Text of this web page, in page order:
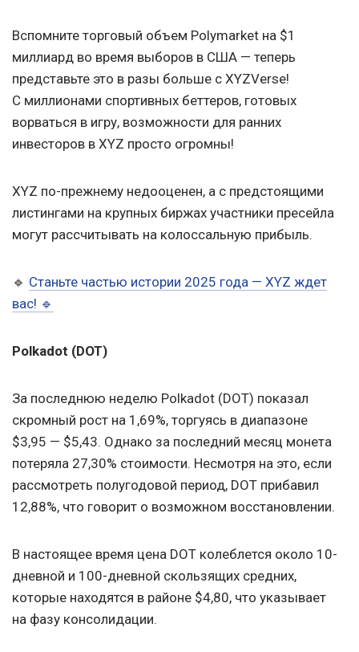
Вспомните торговый объем Polymarket на $1
миллиард во время выборов в США — теперь
представьте это в разы больше с XYZVerse!
С миллионами спортивных беттеров, готовых
ворваться в игру, возможности для ранних
инвесторов в XYZ просто огромны!
XYZ по-прежнему недооценен, а с предстоящими
листингами на крупных биржах участники пресейла
могут рассчитывать на колоссальную прибыль.
🔹 Станьте частью истории 2025 года — XYZ ждет
вас! 🔹
Polkadot (DOT)
За последнюю неделю Polkadot (DOT) показал
скромный рост на 1,69%, торгуясь в диапазоне
$3,95 — $5,43. Однако за последний месяц монета
потеряла 27,30% стоимости. Несмотря на это, если
рассмотреть полугодовой период, DOT прибавил
12,88%, что говорит о возможном восстановлении.
В настоящее время цена DOT колеблется около 10-
дневной и 100-дневной скользящих средних,
которые находятся в районе $4,80, что указывает
на фазу консолидации.